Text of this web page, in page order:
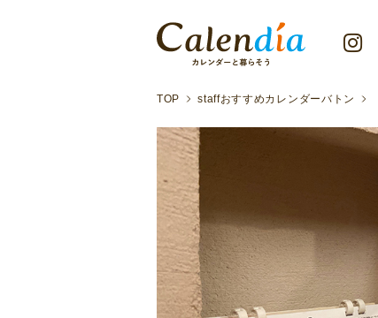
TOP staffおすすめカレンダーバトン